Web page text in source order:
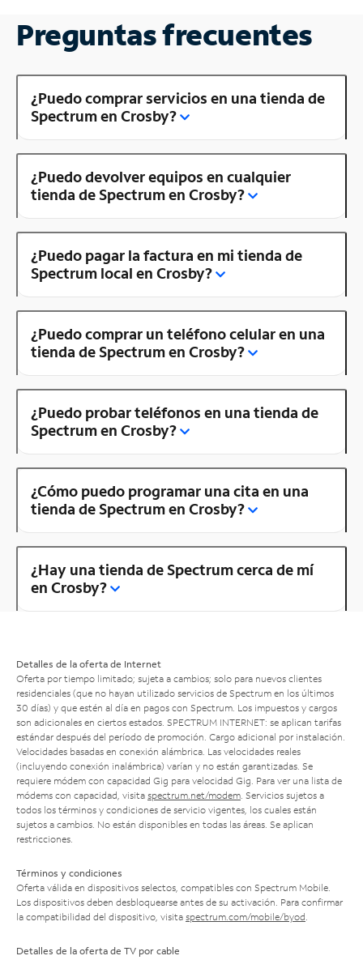
Preguntas frecuentes
¿Puedo comprar servicios en una tienda de
Spectrum en Crosby?
¿Puedo devolver equipos en cualquier
tienda de Spectrum en Crosby?
¿Puedo pagar la factura en mi tienda de
Spectrum local en Crosby?
¿Puedo comprar un teléfono celular en una
tienda de Spectrum en Crosby?
¿Puedo probar teléfonos en una tienda de
Spectrum en Crosby?
¿Cómo puedo programar una cita en una
tienda de Spectrum en Crosby?
¿Hay una tienda de Spectrum cerca de mí
en Crosby?
Detalles de la oferta de Internet
Oferta por tiempo limitado; sujeta a cambios; solo para nuevos clientes
residenciales (que no hayan utilizado servicios de Spectrum en los últimos
30 días) y que estén al día en pagos con Spectrum. Los impuestos y cargos
son adicionales en ciertos estados. SPECTRUM INTERNET: se aplican tarifas
estándar después del período de promoción. Cargo adicional por instalación.
Velocidades basadas en conexión alámbrica. Las velocidades reales
(incluyendo conexión inalámbrica) varían y no están garantizadas. Se
requiere módem con capacidad Gig para velocidad Gig. Para ver una lista de
módems con capacidad, visita spectrum.net/modem . Servicios sujetos a
todos los términos y condiciones de servicio vigentes, los cuales están
sujetos a cambios. No están disponibles en todas las áreas. Se aplican
restricciones.
Términos y condiciones
Oferta válida en dispositivos selectos, compatibles con Spectrum Mobile.
Los dispositivos deben desbloquearse antes de su activación. Para confirmar
la compatibilidad del dispositivo, visita spectrum.com/mobile/byod
Detalles de la oferta de TV por cable